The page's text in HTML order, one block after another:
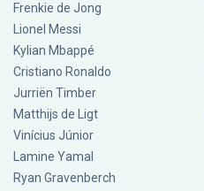
Frenkie de Jong
Lionel Messi
Kylian Mbappé
Cristiano Ronaldo
Jurriën Timber
Matthijs de Ligt
Vinícius Júnior
Lamine Yamal
Ryan Gravenberch